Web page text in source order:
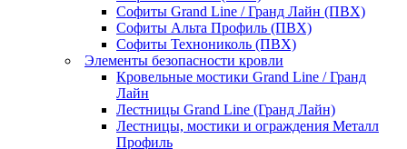
Софиты Grand Line / Гранд Лайн (ПВХ)
Софиты Альта Профиль (ПВХ)
Софиты Технониколь (ПВХ)
Элементы безопасности кровли
Кровельные мостики Grand Line / Гранд
Лайн
Лестницы Grand Line (Гранд Лайн)
Лестницы, мостики и ограждения Металл
Профиль